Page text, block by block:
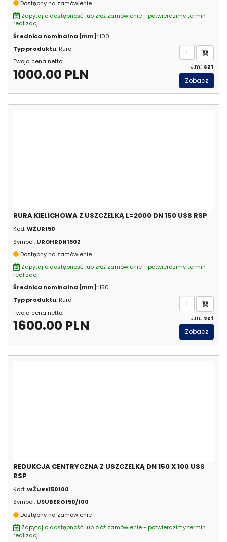
Dostępny na zamówienie
Zapytaj o dostępność lub złóż zamówienie - potwierdzimy termin
realizacji
Średnica nominalna [mm]: 100
Typ produktu: Rura
Twoja cena netto:
1000.00 PLN J.m.: szt
Zobacz
RURA KIELICHOWA Z USZCZELKĄ L=2000 DN 150 USS RSP
Kod:WŻUR150
Symbol: UROHRDN1502
Dostępny na zamówienie
Zapytaj o dostępność lub złóż zamówienie - potwierdzimy termin
realizacji
Średnica nominalna [mm]: 150
Typ produktu: Rura
Twoja cena netto:
1600.00 PLN J.m.: szt
Zobacz
REDUKCJA CENTRYCZNA Z USZCZELKĄ DN 150 X 100 USS
RSP
Kod:WŻURE150100
Symbol: USUBERG150/100
Dostępny na zamówienie
Zapytaj o dostępność lub złóż zamówienie - potwierdzimy termin
realizacji